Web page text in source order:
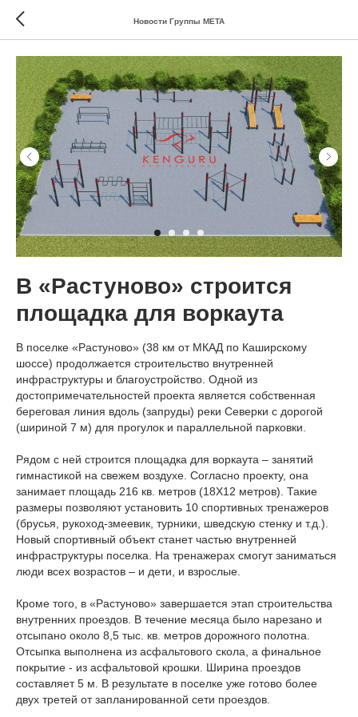
Новости Группы МЕТА
В «Растуново» строится
площадка для воркаута
В поселке «Растуново» (38 км от МКАД по Каширскому
шоссе) продолжается строительство внутренней
инфраструктуры и благоустройство. Одной из
достопримечательностей проекта является собственная
береговая линия вдоль (запруды) реки Северки с дорогой
(шириной 7 м) для прогулок и параллельной парковки.
Рядом с ней строится площадка для воркаута – занятий
гимнастикой на свежем воздухе. Согласно проекту, она
занимает площадь 216 кв. метров (18Х12 метров). Такие
размеры позволяют установить 10 спортивных тренажеров
(брусья, рукоход-змеевик, турники, шведскую стенку и т.д.).
Новый спортивный объект станет частью внутренней
инфраструктуры поселка. На тренажерах смогут заниматься
люди всех возрастов – и дети, и взрослые.
Кроме того, в «Растуново» завершается этап строительства
внутренних проездов. В течение месяца было нарезано и
отсыпано около 8,5 тыс. кв. метров дорожного полотна.
Отсыпка выполнена из асфальтового скола, а финальное
покрытие - из асфальтовой крошки. Ширина проездов
составляет 5 м. В результате в поселке уже готово более
двух третей от запланированной сети проездов.